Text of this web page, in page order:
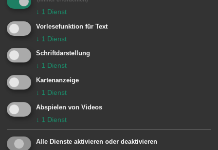
Sportstätten
Bahnhaltestellen
ZU BAHNHALTESTELLEN
↓ 1 Dienst
Vorlesefunktion für Text
↓ 1 Dienst
Schriftdarstellung
↓ 1 Dienst
Kartenanzeige
↓ 1 Dienst
Abspielen von Videos
↓ 1 Dienst
Alle Dienste aktivieren oder deaktivieren